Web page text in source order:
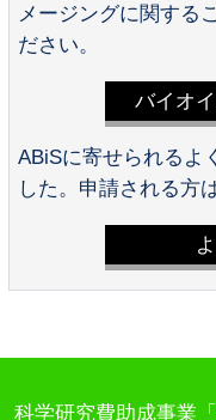
メージングに関する
ださい。
バイオ
ABiSに寄せられるよ
した。申請される方
科学研究費助成事業